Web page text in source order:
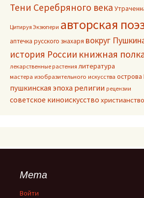
Тени Серебряного века
Цитируя Экзюпери авторская
аптечка русского знахаря вокруг
история России книжная
лекарственные растения литература
мастера изобразительного искусства
пушкинская эпоха религии рецензии
советское киноискусство христианство
Мета
Войти